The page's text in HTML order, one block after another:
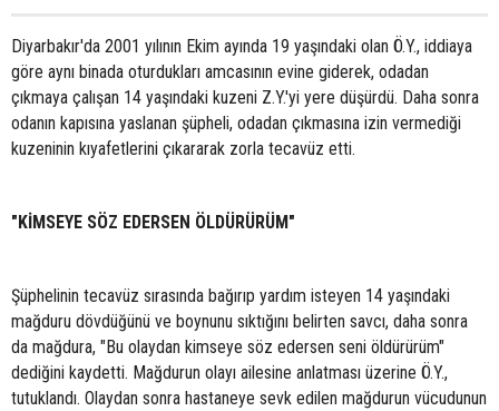
Diyarbakır'da 2001 yılının Ekim ayında 19 yaşındaki olan Ö.Y., iddiaya
göre aynı binada oturdukları amcasının evine giderek, odadan
çıkmaya çalışan 14 yaşındaki kuzeni Z.Y.'yi yere düşürdü. Daha sonra
odanın kapısına yaslanan şüpheli, odadan çıkmasına izin vermediği
kuzeninin kıyafetlerini çıkararak zorla tecavüz etti.
"KİMSEYE SÖZ EDERSEN ÖLDÜRÜRÜM"
Şüphelinin tecavüz sırasında bağırıp yardım isteyen 14 yaşındaki
mağduru dövdüğünü ve boynunu sıktığını belirten savcı, daha sonra
da mağdura, "Bu olaydan kimseye söz edersen seni öldürürüm"
dediğini kaydetti. Mağdurun olayı ailesine anlatması üzerine Ö.Y.,
tutuklandı. Olaydan sonra hastaneye sevk edilen mağdurun vücudunun